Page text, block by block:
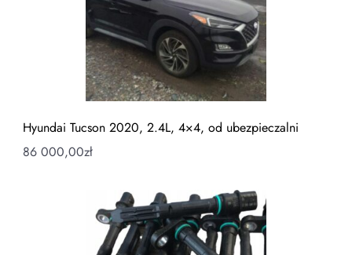
Hyundai Tucson 2020, 2.4L, 4×4, od ubezpieczalni
86 000,00zł